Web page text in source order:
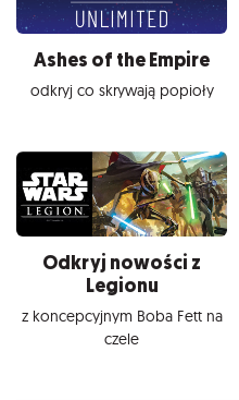
Ashes of the Empire
odkryj co skrywają popioły
Odkryj nowości z
Legionu
z koncepcyjnym Boba Fett na
czele